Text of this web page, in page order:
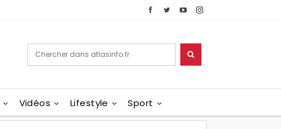
Vidéos Lifestyle Sport